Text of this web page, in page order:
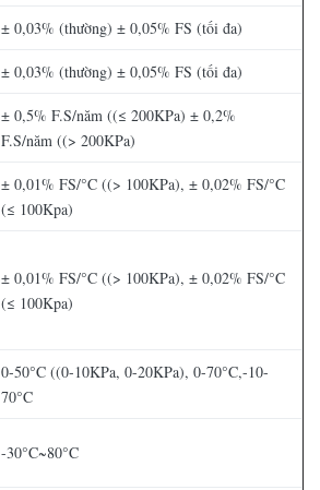
± 0,03% (thường) ± 0,05% FS (tối đa)
± 0,03% (thường) ± 0,05% FS (tối đa)
± 0,5% F.S/năm ((≤ 200KPa) ± 0,2%
F.S/năm ((> 200KPa)
± 0,01% FS/°C ((> 100KPa), ± 0,02% FS/°C
(≤ 100Kpa)
± 0,01% FS/°C ((> 100KPa), ± 0,02% FS/°C
(≤ 100Kpa)
0-50°C ((0-10KPa, 0-20KPa), 0-70°C,-10-
70°C
-30°C~80°C